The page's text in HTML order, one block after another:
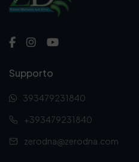
Supporto
393479231840
+393479231840
zerodna@zerodna.com